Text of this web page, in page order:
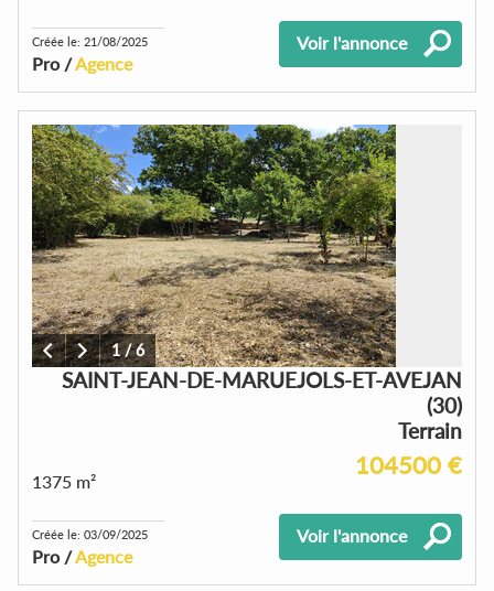
Créée le: 21/08/2025
Pro /Agence
Voir l'annonce
1/6
SAINT-JEAN-DE-MARUEJOLS-ET-AVEJAN
(30)
Terrain
104500 €
1375 m²
Créée le: 03/09/2025
Pro /Agence
Voir l'annonce